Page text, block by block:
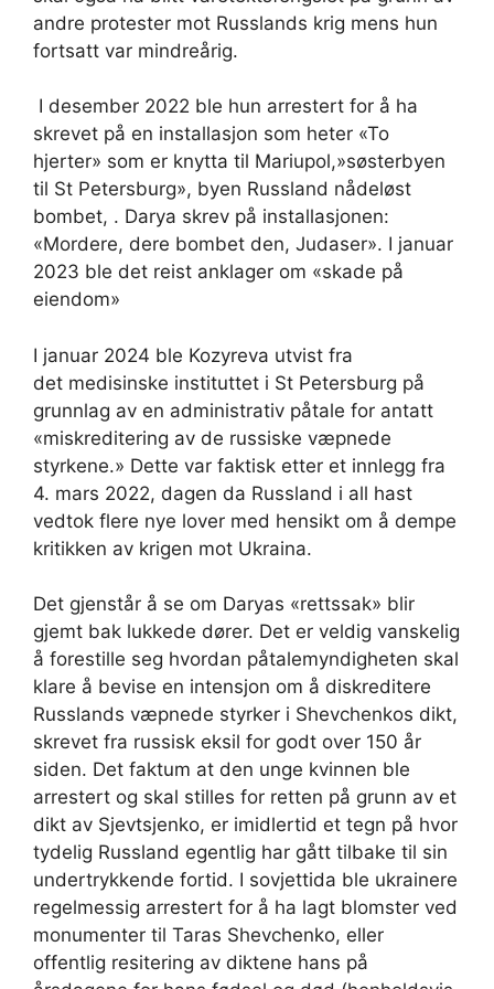
andre protester mot Russlands krig mens hun
fortsatt var mindreårig.
I desember 2022 ble hun arrestert for å ha
skrevet på en installasjon som heter «To
hjerter» som er knytta til Mariupol,»søsterbyen
til St Petersburg», byen Russland nådeløst
bombet, . Darya skrev på installasjonen:
«Mordere, dere bombet den, Judaser». I januar
2023 ble det reist anklager om «skade på
eiendom»
I januar 2024 ble Kozyreva utvist fra
det medisinske instituttet i St Petersburg på
grunnlag av en administrativ påtale for antatt
«miskreditering av de russiske væpnede
styrkene.» Dette var faktisk etter et innlegg fra
4. mars 2022, dagen da Russland i all hast
vedtok flere nye lover med hensikt om å dempe
kritikken av krigen mot Ukraina.
Det gjenstår å se om Daryas «rettssak» blir
gjemt bak lukkede dører. Det er veldig vanskelig
å forestille seg hvordan påtalemyndigheten skal
klare å bevise en intensjon om å diskreditere
Russlands væpnede styrker i Shevchenkos dikt,
skrevet fra russisk eksil for godt over 150 år
siden. Det faktum at den unge kvinnen ble
arrestert og skal stilles for retten på grunn av et
dikt av Sjevtsjenko, er imidlertid et tegn på hvor
tydelig Russland egentlig har gått tilbake til sin
undertrykkende fortid. I sovjettida ble ukrainere
regelmessig arrestert for å ha lagt blomster ved
monumenter til Taras Shevchenko, eller
offentlig resitering av diktene hans på